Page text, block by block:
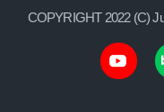
COPYRIGHT 2022 (C)